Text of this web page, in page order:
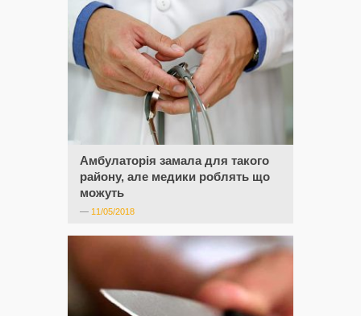
Амбулаторія замала для такого
району, але медики роблять що
можуть
— 11/05/2018